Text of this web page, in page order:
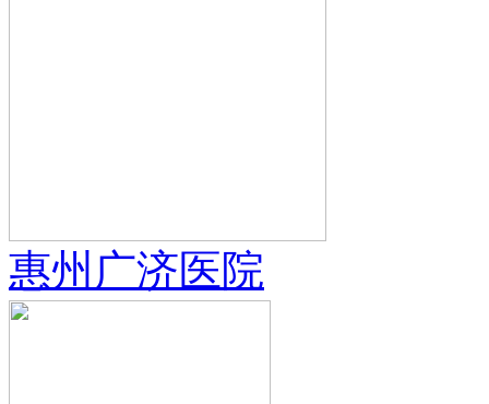
惠州广济医院